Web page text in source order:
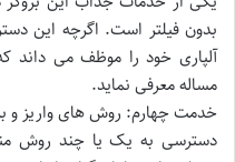
بدون فیلتر است. اگرچه این
آلپاری خود را موظف می داند
مساله معرفی نماید.
خدمت چهارم: روش های واریز و
دسترسی به یک یا چند روش